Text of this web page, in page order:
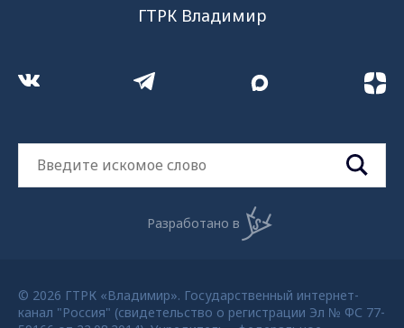
ГТРК Владимир
Разработано в
© 2026 ГТРК «Владимир». Государственный интернет-
канал "Россия" (свидетельство о регистрации Эл № ФС 77-